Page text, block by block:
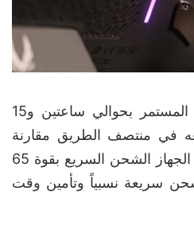
عمر البطارية أثناء اللعب المستمر بحوالي ساعتين و15
يضعه في منتصف الطريق مقارنة
بالأجهزة المنافسة، ويدعم الجهاز الشحن السريع بقوة 65
سريعة نسبياً وتأمين وقت